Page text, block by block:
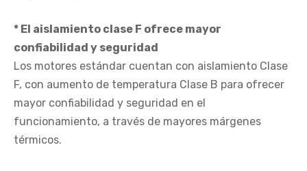
* El aislamiento clase F ofrece mayor
confiabilidad y seguridad
Los motores estándar cuentan con aislamiento Clase
F, con aumento de temperatura Clase B para ofrecer
mayor confiabilidad y seguridad en el
funcionamiento, a través de mayores márgenes
térmicos.